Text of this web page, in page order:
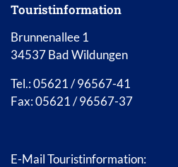
Touristinformation
Brunnenallee 1
34537 Bad Wildungen
Tel.: 05621 / 96567-41
Fax: 05621 / 96567-37
E-Mail Touristinformation: